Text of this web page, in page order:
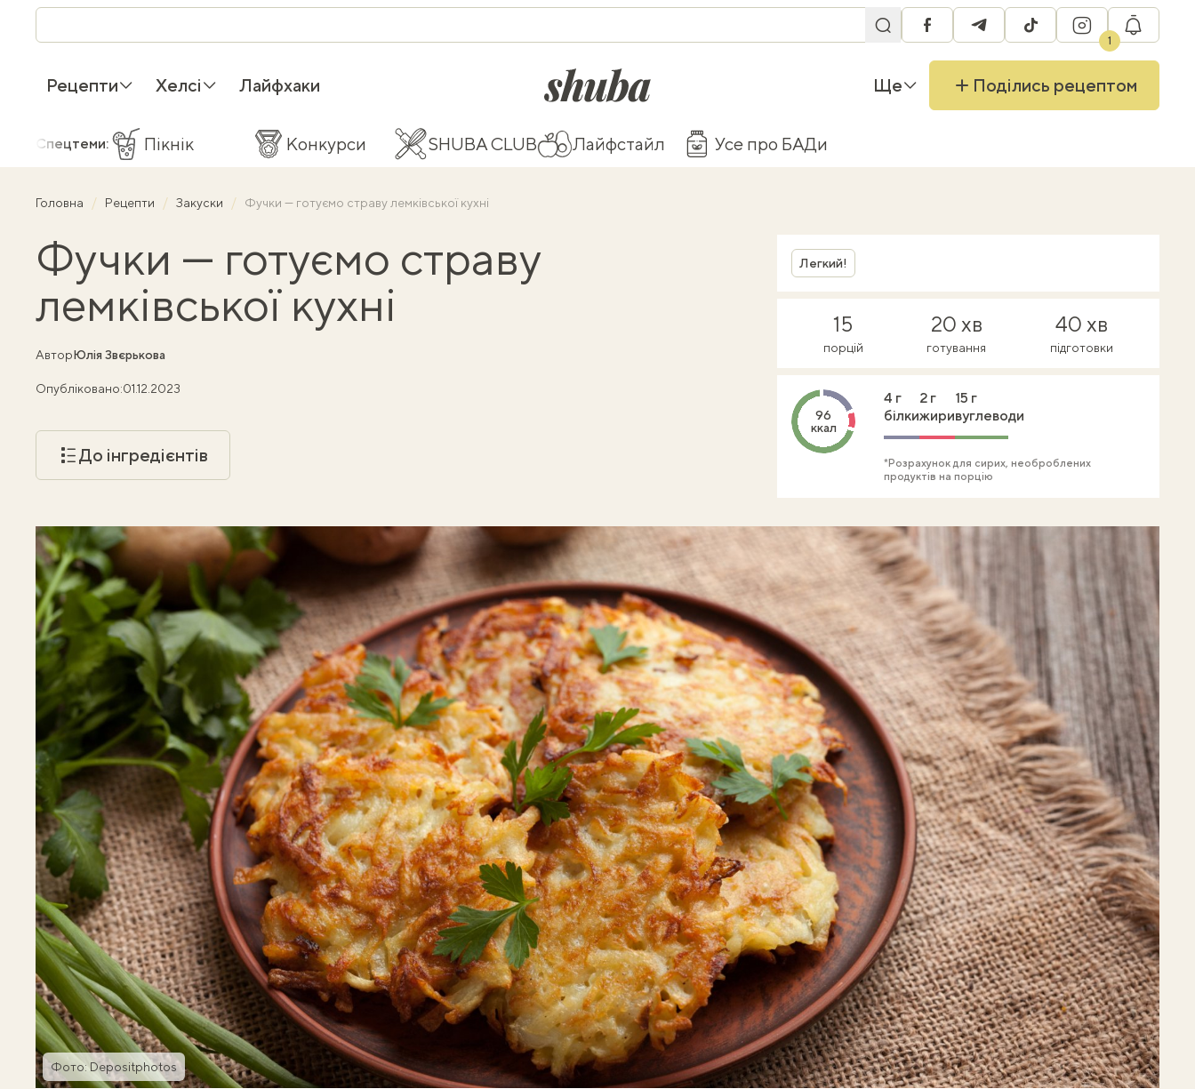
facebooktelegramtiktok instagram
1
Рецепти Хелсі Лайфхаки shuba.life Ще Поділись рецептом
Спецтеми: Пікнік Конкурси SHUBA CLUB Лайфстайл Усе про БАДи
Головна Рецепти Закуски Фучки — готуємо страву лемківської кухні
Фучки — готуємо страву
лемківської кухні
АвторЮлія Звєрькова
Опубліковано:01.12.2023
До інгредієнтів
Фото: Depositphotos
Легкий!
15
порцій
20 хв
готування
40 хв
підготовки
96
ккал
4 г
білки
2 г
жири
15 г
вуглеводи
*Розрахунок для сирих, необроблених
продуктів на порцію